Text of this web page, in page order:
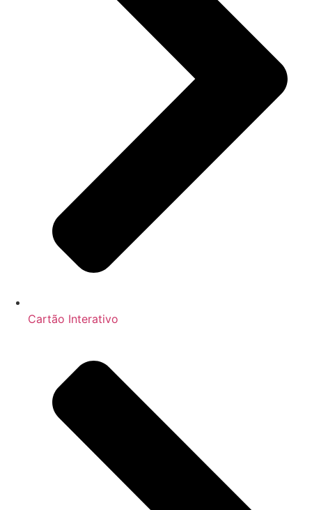
Cartão Interativo